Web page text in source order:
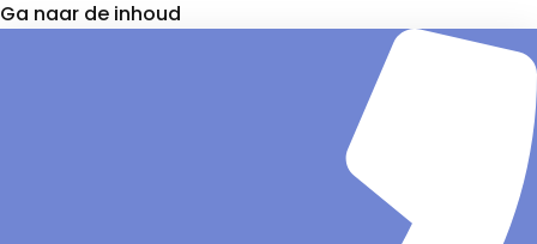
Ga naar de inhoud